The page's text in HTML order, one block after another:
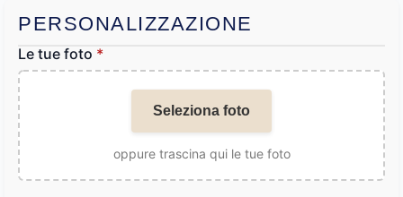
PERSONALIZZAZIONE
Le tue foto *
Seleziona foto
oppure trascina qui le tue foto